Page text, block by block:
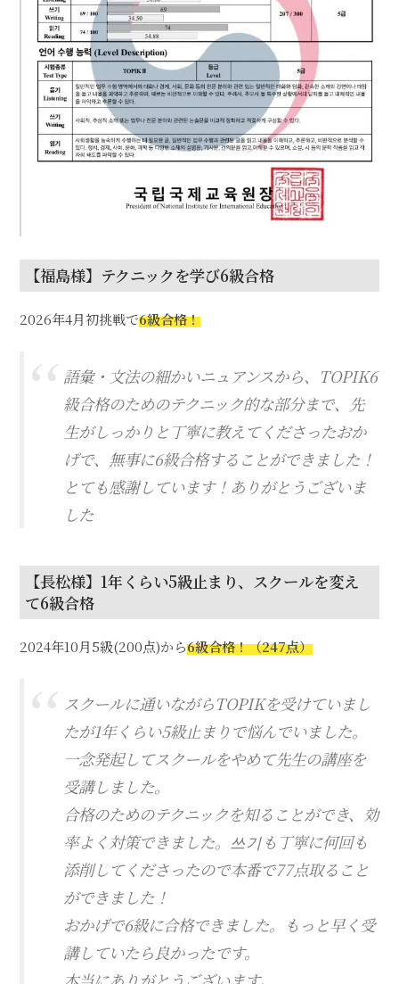
【福島様】テクニックを学び6級合格
2026年4月初挑戦で6級合格！
語彙・文法の細かいニュアンスから、TOPIK6
級合格のためのテクニック的な部分まで、先
生がしっかりと丁寧に教えてくださったおか
げで、無事に6級合格することができました！
とても感謝しています！ありがとうございま
した
【長松様】1年くらい5級止まり、スクールを変え
て6級合格
2024年10月5級(200点)から6級合格！（247点）
スクールに通いながらTOPIKを受けていまし
たが1年くらい5級止まりで悩んでいました。
一念発起してスクールをやめて先生の講座を
受講しました。
合格のためのテクニックを知ることができ、効
率よく対策できました。쓰기も丁寧に何回も
添削してくださったので本番で77点取ること
ができました！
おかげで6級に合格できました。もっと早く受
講していたら良かったです。